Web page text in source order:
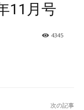
11月号
4345
次の記事